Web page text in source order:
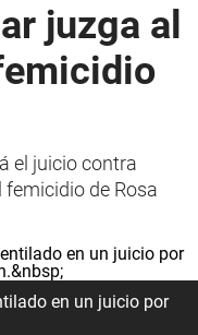
juzga al
el juicio contra
femicidio de Rosa
en un juicio por